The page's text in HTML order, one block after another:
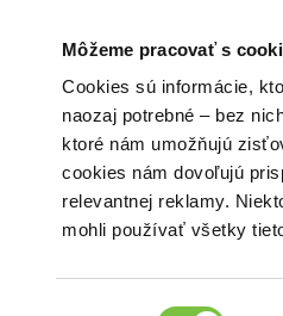
Môžeme pracovať s
Cookies sú informácie,
naozaj potrebné – bez
ktoré nám umožňujú
cookies nám dovoľujú
relevantnej reklamy.
mohli používať všetky
Eppes
Katja Eppes